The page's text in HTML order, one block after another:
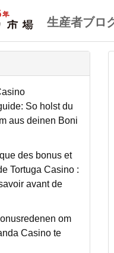
生産者ブロ
So holst du
aus deinen Boni
des bonus et
Tortuga Casino :
avant de
om
Casino te